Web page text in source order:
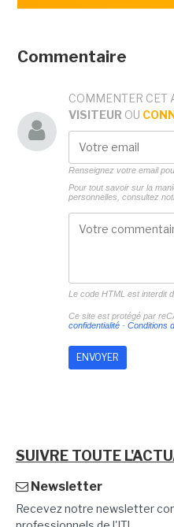
Commentaire
COMMENTER CET
VISITEUR OU
Renseignez votre email
Pour tout savoir sur la
personnelles, consultez
Le code HTML est interdit
Ce site est protégé par
confidentialité- Conditions
SUIVRE TOUTE
Newsletter
Recevez notre newsletter